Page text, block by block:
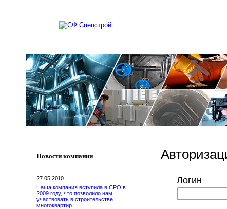
Новости компании
27.05.2010
Наша компания вступила в СРО в
2009 году, что позволило нам
участвовать в строительстве
многоквартир...
Логин